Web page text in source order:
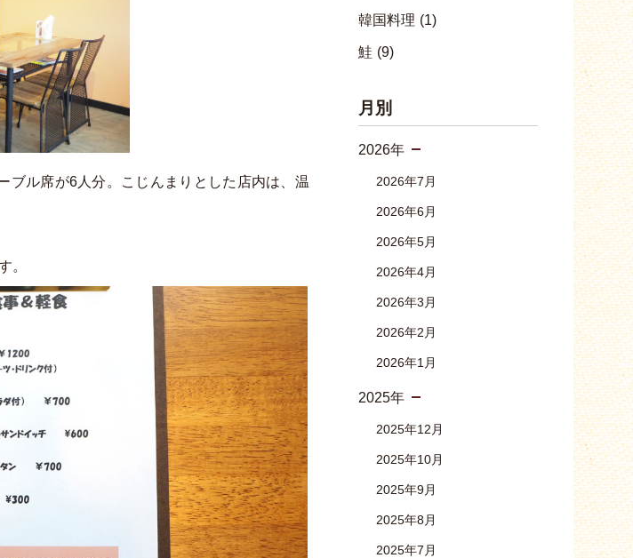
ブル席が6人分。こじんまりとした店内は、温
。
韓国料理 (1)
鮭 (9)
月別
2026年
2026年7月
2026年6月
2026年5月
2026年4月
2026年3月
2026年2月
2026年1月
2025年
2025年12月
2025年10月
2025年9月
2025年8月
2025年7月